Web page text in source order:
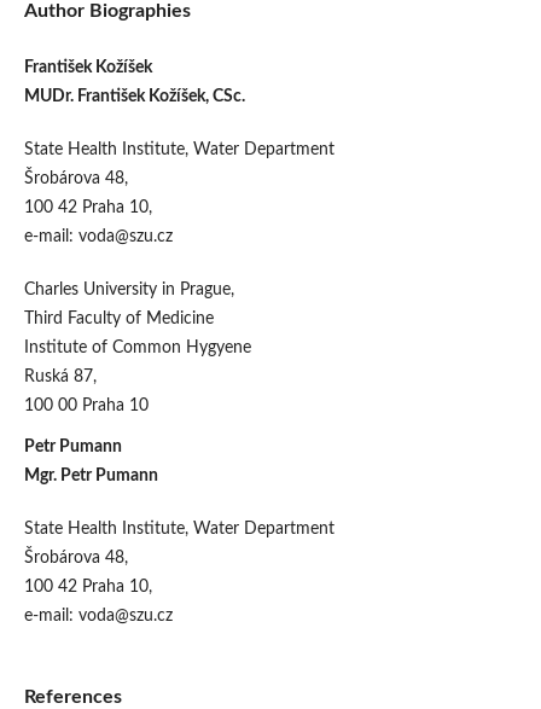
Author Biographies
František Kožíšek
MUDr. František Kožíšek, CSc.
State Health Institute, Water Department
Šrobárova 48,
100 42 Praha 10,
e-mail: voda@szu.cz
Charles University in Prague,
Third Faculty of Medicine
Institute of Common Hygyene
Ruská 87,
100 00 Praha 10
Petr Pumann
Mgr. Petr Pumann
State Health Institute, Water Department
Šrobárova 48,
100 42 Praha 10,
e-mail: voda@szu.cz
References